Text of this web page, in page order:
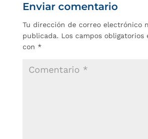
Enviar comentario
Tu dirección de correo electrónico
publicada. Los campos obligatorios
con *